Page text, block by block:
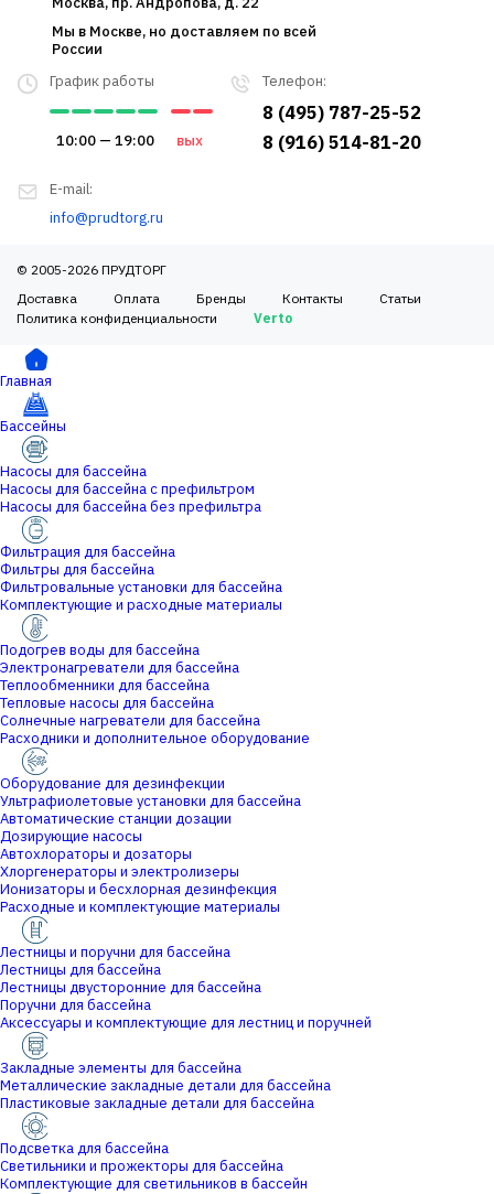
Телефон:
8 (495) 787-25-52
8 (916) 514-81-20
График работы
10:00 — 19:00 вых
E-mail:
info@prudtorg.ru
Мы в Москве, но доставляем по всей
России
© 2005-2026 ПРУДТОРГ
Доставка
Оплата Бренды Контакты
Статьи
Политика конфиденциальности
Verto
Главная
Бассейны
Насосы для бассейна
Насосы для бассейна с префильтром
Насосы для бассейна без префильтра
Фильтрация для бассейна
Фильтры для бассейна
Фильтровальные установки для бассейна
Комплектующие и расходные материалы
Подогрев воды для бассейна
Электронагреватели для бассейна
Теплообменники для бассейна
Тепловые насосы для бассейна
Солнечные нагреватели для бассейна
Расходники и дополнительное оборудование
Оборудование для дезинфекции
Ультрафиолетовые установки для бассейна
Автоматические станции дозации
Дозирующие насосы
Автохлораторы и дозаторы
Хлоргенераторы и электролизеры
Ионизаторы и бесхлорная дезинфекция
Расходные и комплектующие материалы
Лестницы и поручни для бассейна
Лестницы для бассейна
Лестницы двусторонние для бассейна
Поручни для бассейна
Аксессуары и комплектующие для лестниц и поручней
Закладные элементы для бассейна
Металлические закладные детали для бассейна
Пластиковые закладные детали для бассейна
Подсветка для бассейна
Светильники и прожекторы для бассейна
Комплектующие для светильников в бассейн